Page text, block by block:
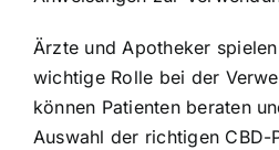
Ärzte und Apotheker
wichtige Rolle bei der
können Patienten beraten
Auswahl der richtigen CBD-